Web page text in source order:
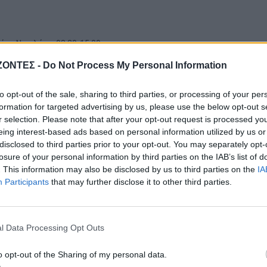
- Do Not Process My Personal Information
opt-out of the sale, sharing to third parties, or processing of your
for targeted advertising by us, please use the below opt-out
selection. Please note that after your opt-out request is processed
interest-based ads based on personal information utilized by us
to third parties prior to your opt-out. You may separately
of your personal information by third parties on the IAB’s list of
This information may also be disclosed by us to third parties on the
Participants that may further disclose it to other third parties.
Data Processing Opt Outs
opt-out of the Sharing of my personal data.
Νικολάου, 08:30-15:00
έως 86.000
9 Αυγούστου 2026
έσωσαν οι φωνές της!